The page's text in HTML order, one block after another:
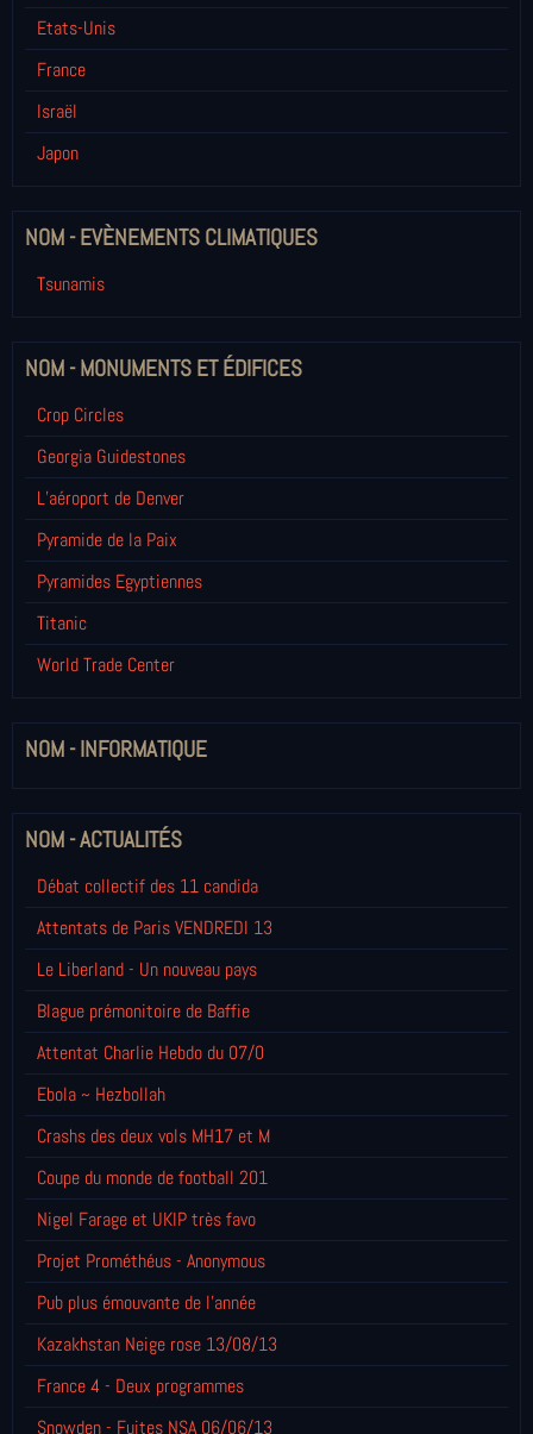
Etats-Unis
France
Israël
Japon
NOM - EVÈNEMENTS CLIMATIQUES
Tsunamis
NOM - MONUMENTS ET ÉDIFICES
Crop Circles
Georgia Guidestones
L’aéroport de Denver
Pyramide de la Paix
Pyramides Egyptiennes
Titanic
World Trade Center
NOM - INFORMATIQUE
NOM - ACTUALITÉS
Débat collectif des 11 candida
Attentats de Paris VENDREDI 13
Le Liberland - Un nouveau pays
Blague prémonitoire de Baffie
Attentat Charlie Hebdo du 07/0
Ebola ~ Hezbollah
Crashs des deux vols MH17 et M
Coupe du monde de football 201
Nigel Farage et UKIP très favo
Projet Prométhéus - Anonymous
Pub plus émouvante de l'année
Kazakhstan Neige rose 13/08/13
France 4 - Deux programmes
Snowden - Fuites NSA 06/06/13